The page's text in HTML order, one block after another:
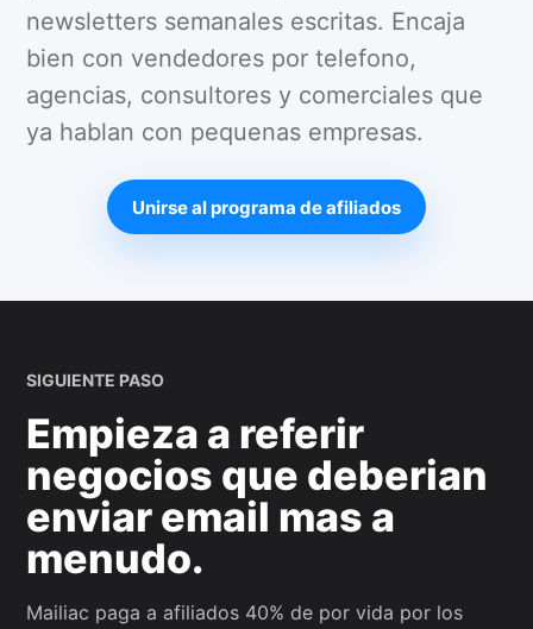
newsletters semanales escritas. Encaja
bien con vendedores por telefono,
agencias, consultores y comerciales que
ya hablan con pequenas empresas.
Unirse al programa de afiliados
SIGUIENTE PASO
Empieza a referir
negocios que deberian
enviar email mas a
menudo.
Mailiac paga a afiliados 40% de por vida por los